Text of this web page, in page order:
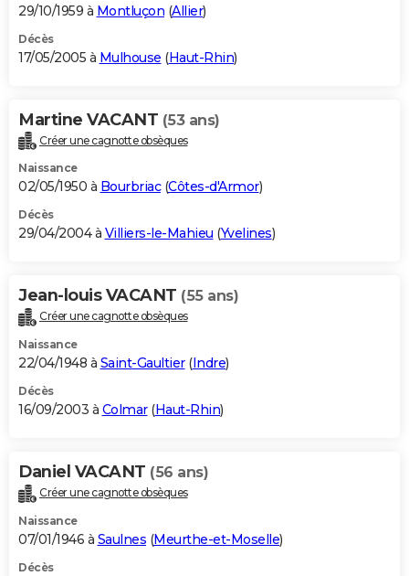
29/10/1959 à Montluçon (Allier)
Décès
17/05/2005 à Mulhouse (Haut-Rhin)
Martine VACANT (53 ans)
Créer une cagnotte obsèques
Naissance
02/05/1950 à Bourbriac(Côtes-d'Armor)
Décès
29/04/2004 à Villiers-le-Mahieu (Yvelines)
Jean-louis VACANT (55 ans)
Créer une cagnotte obsèques
Naissance
22/04/1948 à Saint-Gaultier(Indre)
Décès
16/09/2003 à Colmar(Haut-Rhin)
Daniel VACANT (56 ans)
Créer une cagnotte obsèques
Naissance
07/01/1946 à Saulnes (Meurthe-et-Moselle)
Décès